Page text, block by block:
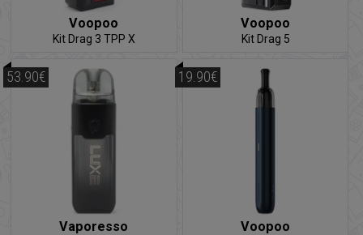
Voopoo
Kit Drag 3 TPP X
Voopoo
Kit Drag 5
Vaporesso
53.90€
Voopoo
19.90€